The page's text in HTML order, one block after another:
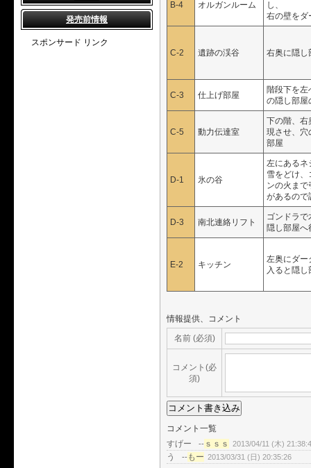
発売前情報
スポンサード リンク
B-4 オルガンルーム
し、
右の壁をダ
C-2 遺跡の渓谷 右奥に隠し
C-3 仕上げ部屋
階段下を
の隠し部屋
C-5 動力伝達室
下の階、右
現させ、穴
部屋
D-1 氷の谷
左にあるネ
雪をどけ
ンの火ま
があるので
D-3 南北連絡リフト
ゴンドラ
隠し部屋へ
E-2 キッチン
左奥にダー
入ると隠し
情報提供、コメント
名前 (必須)
コメント(必
須)
コメント一覧
すげー
-- ｓｓｓ 2013/04/11 (木)
う -- もー 2013/03/31 (日) 20:35:26